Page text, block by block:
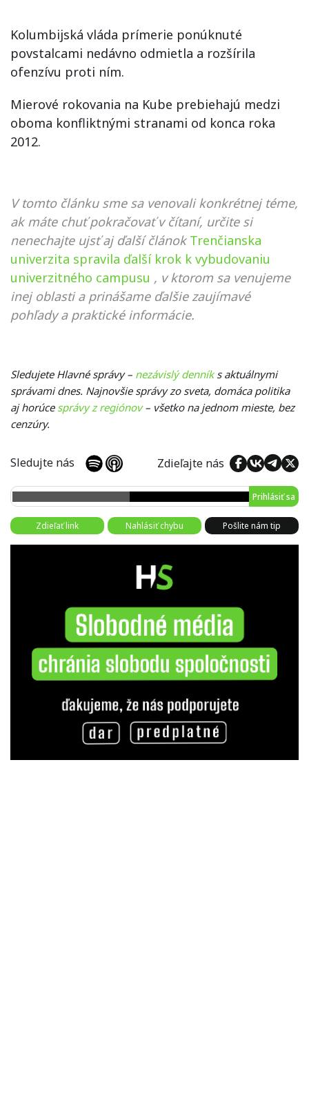
Kolumbijská vláda prímerie ponúknuté
povstalcami nedávno odmietla a rozšírila
ofenzívu proti ním.
Mierové rokovania na Kube prebiehajú medzi
oboma konfliktnými stranami od konca roka
2012.
V tomto článku sme sa venovali konkrétnej téme,
ak máte chuť pokračovať v čítaní, určite si
nenechajte ujsť aj ďalší článok Trenčianska
univerzita spravila ďalší krok k vybudovaniu
univerzitného campusu , v ktorom sa venujeme
inej oblasti a prinášame ďalšie zaujímavé
pohľady a praktické informácie.
Sledujete Hlavné správy – nezávislý denníks aktuálnymi
správami dnes. Najnovšie správy zo sveta, domáca politika
aj horúce správy z regiónov– všetko na jednom mieste, bez
cenzúry.
Sledujte nás Zdieľajte nás
Prihlásiť sa
Zdieľať link Nahlásiť chybu Pošlite nám tip